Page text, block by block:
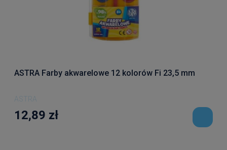
ASTRA Farby akwarelowe 12 kolorów Fi 23,5 mm
ASTRA
12,89 zł